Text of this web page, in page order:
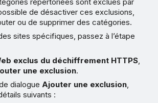
de désactiver ces exclusions,
ou de supprimer des catégories.
sites spécifiques, passez à l’étape
exclus du déchiffrement HTTPS
une exclusion.
dialogueAjouter une exclusion,
suivants :